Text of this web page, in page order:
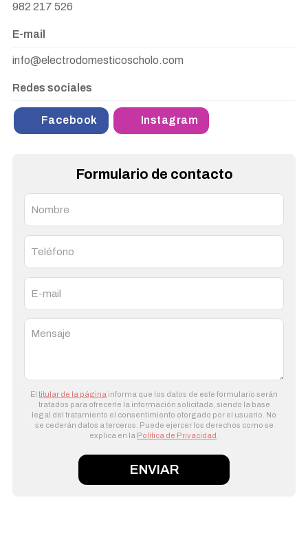
982 217 526
E-mail
info@electrodomesticoscholo.com
Redes sociales
Facebook Instagram
Formulario de contacto
El titular de la página informa que los datos de este formulario serán
tratados para ofrecerle la información solicitada, siendo la base
legal del tratamiento el consentimiento otorgado por el usuario. No
se cederán datos a terceros. Puede ejercer los derechos como se
explica en la Política de Privacidad